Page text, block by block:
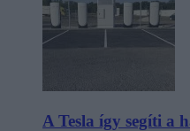
A Tesla így segíti a